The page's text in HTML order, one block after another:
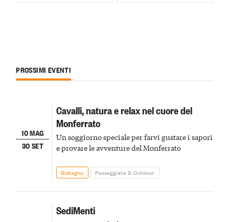
PROSSIMI EVENTI
10 MAG
30 SET
Cavalli, natura e relax nel cuore del
Monferrato
Un soggiorno speciale per farvi gustare i sapori
e provare le avventure del Monferrato
Bistagno Passeggiate & Outdoor
SediMenti